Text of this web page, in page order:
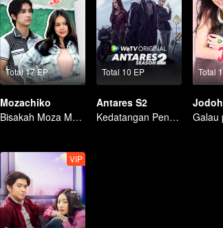
Total 17 EP
Mozachiko
Bisakah Moza Menaklukkan Hati Chiko?
Total 10 EP
Antares S2
Kedatangan Pendatang Pembawa Kekacauan
Total
VIP